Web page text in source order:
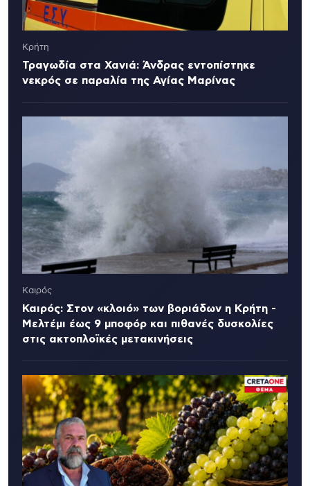
Κρήτη
Τραγωδία στα Χανιά: Άνδρας εντοπίστηκε
νεκρός σε παραλία της Αγίας Μαρίνας
Καιρός
Καιρός: Στον «κλοιό» των βοριάδων η Κρήτη -
Μελτέμι έως 9 μποφόρ και πιθανές δυσκολίες
στις ακτοπλοϊκές μετακινήσεις